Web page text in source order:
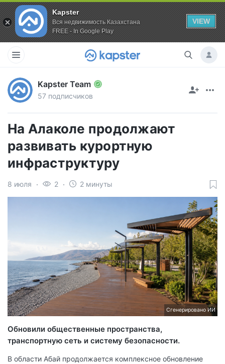
Kapster
Вся недвижимость Казахстана
FREE - In Google Play
VIEW
Kapster Team
57 подписчиков
На Алаколе продолжают
развивать курортную
инфраструктуру
8 июля 2 2 минуты
Cгенерировано ИИ
Обновили общественные пространства,
транспортную сеть и систему безопасности.
В области Абай продолжается комплексное обновление